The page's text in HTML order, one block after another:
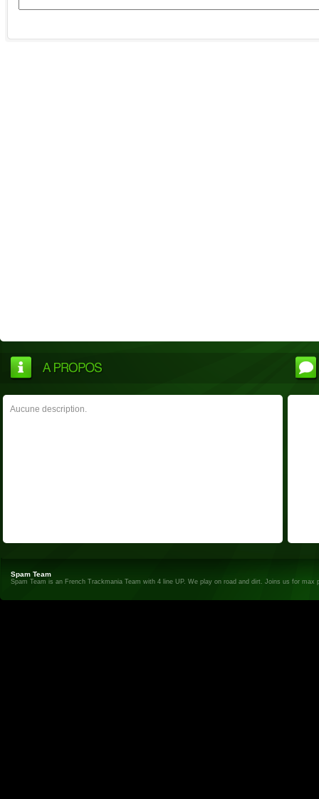
Aucune description.
Spam Team
Spam Team is an French Trackmania Team with 4 line UP. We play on road and dirt. Joins us for max